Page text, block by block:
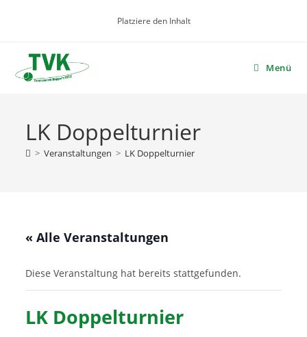
Platziere den Inhalt
Menü
LK Doppelturnier
> Veranstaltungen > LK Doppelturnier
« Alle Veranstaltungen
Diese Veranstaltung hat bereits stattgefunden.
LK Doppelturnier